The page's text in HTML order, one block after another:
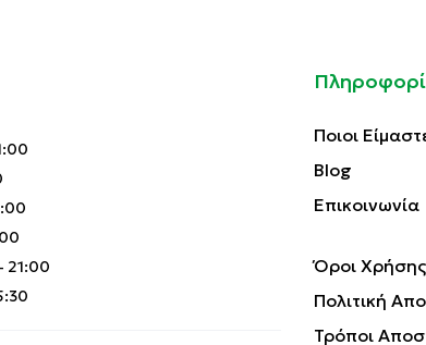
21:00
Ποιοι
Blog
Επικοινωνία
Όροι Χρήσης
Πολιτική
Τρόποι